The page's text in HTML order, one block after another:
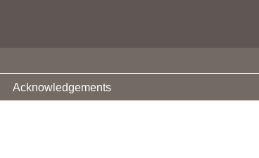
Acknowledgements